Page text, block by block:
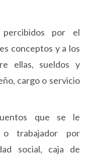
percibidos por el
conceptos y a los
ellas, sueldos y
cargo o servicio
que se le
trabajador por
social, caja de